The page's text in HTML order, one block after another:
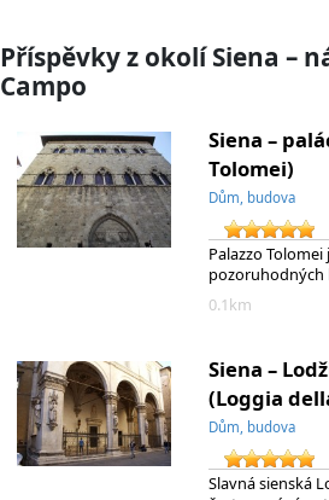
Příspěvky z okolí Siena –
Campo
Siena –
Tolomei)
Dům, budova
Palazzo
0.1km
Siena –
(Loggia
Dům, budova
Slavná sienská